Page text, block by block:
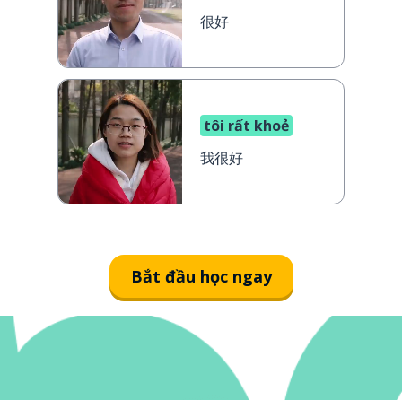
很好
tôi rất khoẻ
我很好
Bắt đầu học ngay